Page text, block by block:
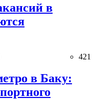
в
421
в Баку: